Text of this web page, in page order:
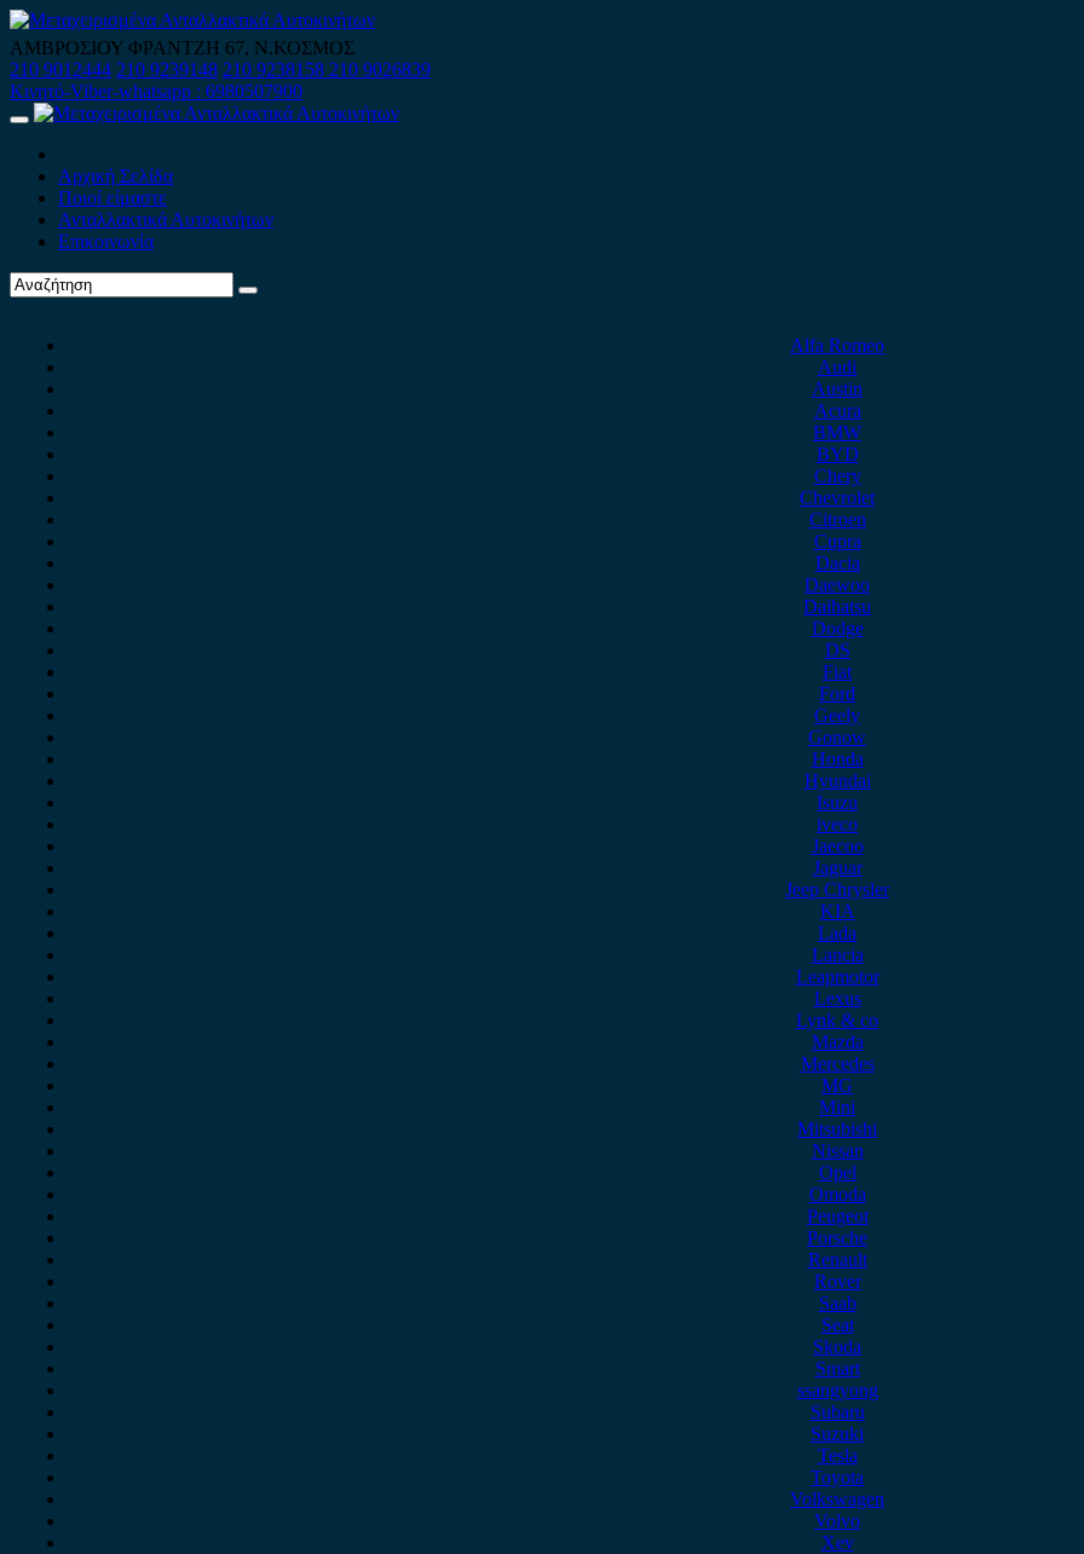
Skip
to
content
ΑΜΒΡΟΣΙΟΥ ΦΡΑΝΤΖΗ 67, Ν.ΚΟΣΜΟΣ
210 9012444 210 9239148 210 9238158 210 9026839
Κινητό-Viber-whatsapp : 6980507900
Primary
Αρχική Σελίδα
Ποιοί είμαστε
Ανταλλακτικά Αυτοκινήτων
Επικοινωνία
Alfa Romeo
Audi
Austin
Acura
BMW
BYD
Chery
Chevrolet
Citroen
Cupra
Dacia
Daewoo
Daihatsu
Dodge
DS
Fiat
Ford
Geely
Gonow
Honda
Hyundai
Isuzu
iveco
Jaecoo
Jaguar
Jeep Chrysler
KIA
Lada
Lancia
Leapmotor
Lexus
Lynk & co
Mazda
Mercedes
MG
Mini
Mitsubishi
Nissan
Opel
Omoda
Peugeot
Porsche
Renault
Rover
Saab
Seat
Skoda
Smart
ssangyong
Subaru
Suzuki
Tesla
Toyota
Volkswagen
Volvo
Xev